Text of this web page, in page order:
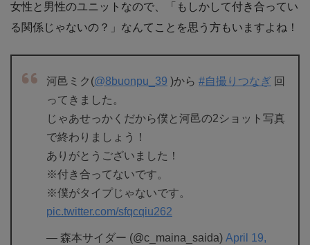
女性と男性のユニットなので、「もしかして付き合ってい
る関係じゃないの？」なんてことを思う方もいますよね！
河邑ミク(@8buonpu_39 )から #自撮りつなぎ 回
ってきました。
じゃあせっかくだから僕と河邑の2ショット写真
で終わりましょう！
ありがとうございました！
※付き合ってないです。
※僕がタイプじゃないです。
pic.twitter.com/sfqcqiu262
— 森本サイダー (@c_maina_saida) April 19,